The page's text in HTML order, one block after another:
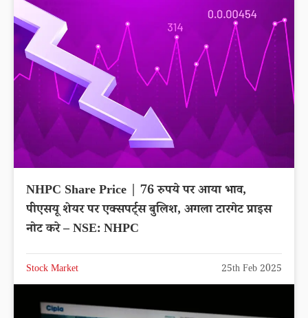
NHPC Share Price | 76 रुपये पर आया भाव,
पीएसयू शेयर पर एक्सपर्ट्स बुलिश, अगला टारगेट प्राइस
नोट करे – NSE: NHPC
Stock Market 25th Feb 2025